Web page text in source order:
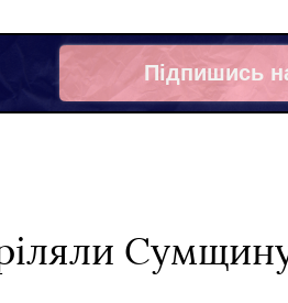
Підпишись
Telegram